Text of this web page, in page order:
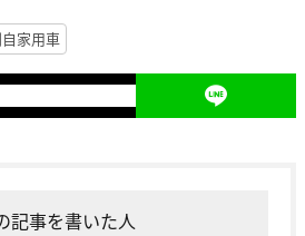
家用車
記事を書いた人